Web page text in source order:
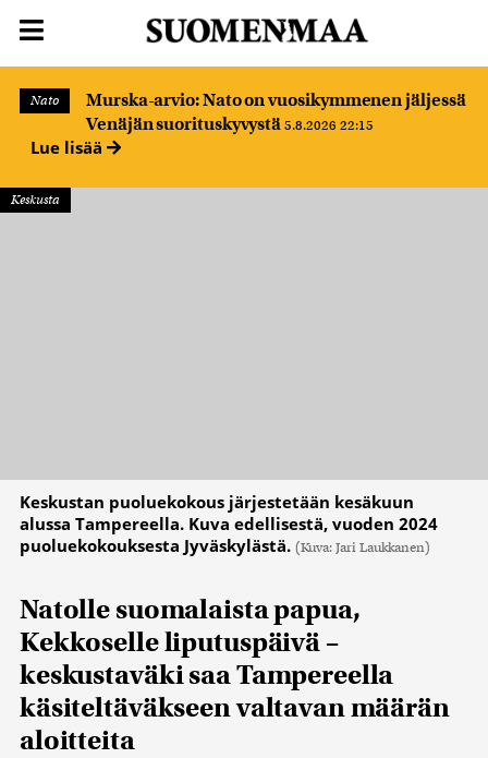
Nato
Murska-arvio: Nato on vuosikymmenen jäljessä
Venäjän suorituskyvystä 5.8.2026 22:15
Lue lisää
Keskusta
Keskustan puoluekokous järjestetään kesäkuun
alussa Tampereella. Kuva edellisestä, vuoden 2024
puoluekokouksesta Jyväskylästä. (Kuva: Jari Laukkanen)
Natolle suomalaista papua,
Kekkoselle liputuspäivä –
keskustaväki saa Tampereella
käsiteltäväkseen valtavan määrän
aloitteita